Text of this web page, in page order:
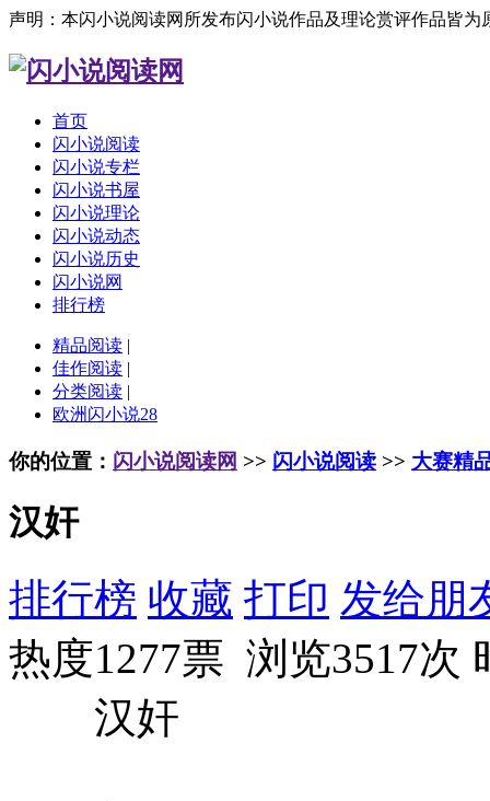
声明：本闪小说阅读网所发布闪小说作品及理论赏评作品皆
首页
闪小说阅读
闪小说专栏
闪小说书屋
闪小说理论
闪小说动态
闪小说历史
闪小说网
排行榜
精品阅读 |
佳作阅读 |
分类阅读 |
欧洲闪小说28
你的位置： 闪小说阅读网 >> 闪小说阅读 >> 大赛精
汉奸
排行榜 收藏 打印 发给朋
热度1277票 浏览3517次
汉奸